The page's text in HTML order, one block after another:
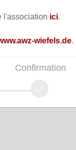
l'association ici.
wiefels.de.
Confirmation